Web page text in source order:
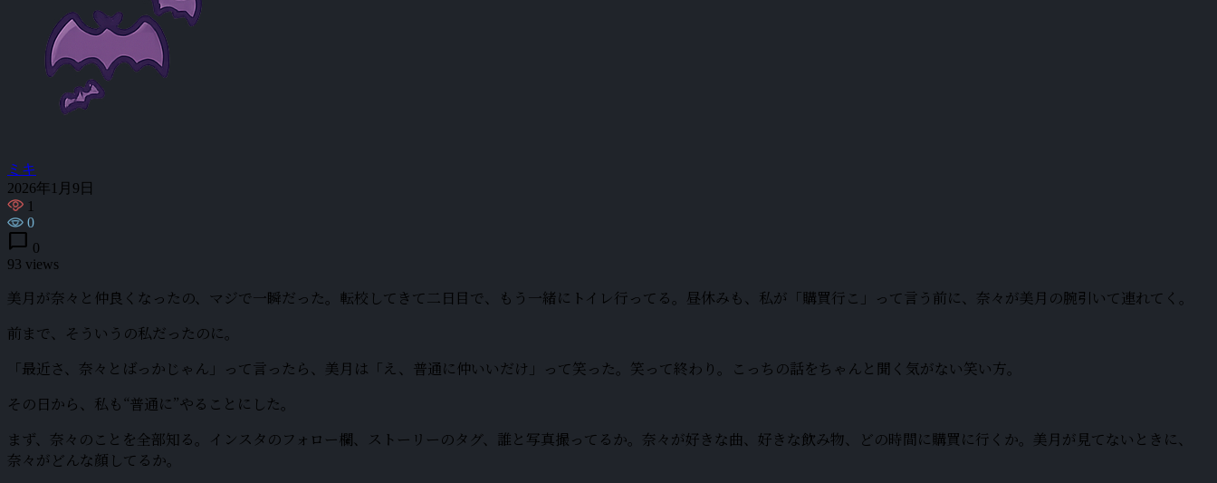
ミキ
2026年1月9日
1
0
chat_bubble 0
93 views
美月が奈々と仲良くなったの、マジで一瞬だった。転校してきて二日目で、もう一緒にトイレ行ってる。昼休みも、私が「購買行こ」って言う前に、奈々が美月の腕引いて連れてく。
前まで、そういうの私だったのに。
「最近さ、奈々とばっかじゃん」って言ったら、美月は「え、普通に仲いいだけ」って笑った。笑って終わり。こっちの話をちゃんと聞く気がない笑い方。
その日から、私も“普通に”やることにした。
まず、奈々のことを全部知る。インスタのフォロー欄、ストーリーのタグ、誰と写真撮ってるか。奈々が好きな曲、好きな飲み物、どの時間に購買に行くか。美月が見てないときに、
奈々がどんな顔してるか。